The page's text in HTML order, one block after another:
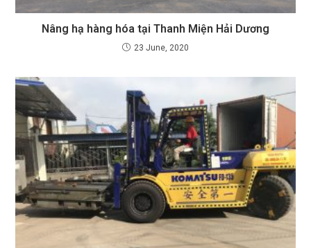
Nâng hạ hàng hóa tại Thanh Miện Hải Dương
23 June, 2020